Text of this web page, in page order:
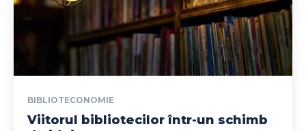
BIBLIOTECONOMIE
Viitorul bibliotecilor într-un schimb